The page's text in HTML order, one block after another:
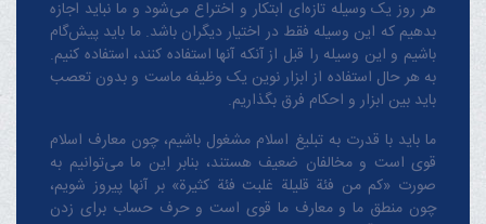
هر روز یک وسیله تازه‌ای ابتکار و اختراع می‌شود و ما نباید اجازه
بدهیم که این وسیله فقط در اختیار دیگران باشد. ما باید پیش‌گام
باشیم و این وسیله را قبل از آنکه آنها استفاده کنند، استفاده کنیم.
به هر حال استفاده از ابزار نوین یک وظیفه ماست و بدون تعصب
باید بین ابزار و احکام فرق بگذاریم.
ما باید با قدرت به تبلیغ اسلام مشغول باشیم، چون معارف اسلام
قوی است و مخالفان ضعیف هستند، بنابر این ما می‌توانیم به
صورت «کم من فئة قلیلة غلبت فئة کثیرة» بر آنها پیروز شویم،
چون منطق‌ ما و معارف ‌ما قوی است و حرف حساب برای زدن